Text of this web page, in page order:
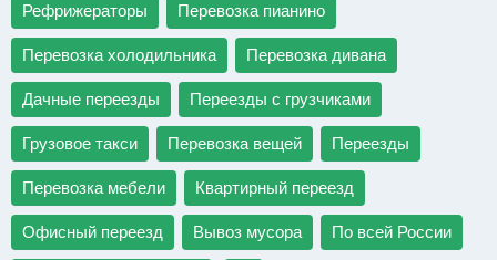
Рефрижераторы Перевозка пианино
Перевозка холодильника Перевозка дивана
Дачные переезды Переезды с грузчиками
Грузовое такси Перевозка вещей Переезды
Перевозка мебели Квартирный переезд
Офисный переезд Вывоз мусора По всей России